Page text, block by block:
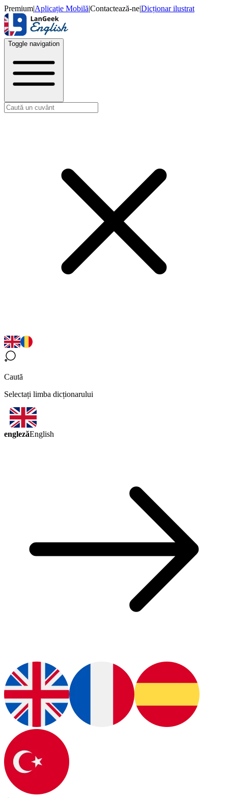
Premium|Aplicație Mobilă|Contactează-ne|Dicționar ilustrat
Toggle navigation
Caută
Selectați limba dicționarului
englezăEnglish